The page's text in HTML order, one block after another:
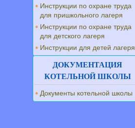
Инструкции по охране труда
для пришкольного лагеря
Инструкции по охране труда
для детского лагеря
Инструкции для детей лагеря
ДОКУМЕНТАЦИЯ
КОТЕЛЬНОЙ ШКОЛЫ
Документы котельной школы